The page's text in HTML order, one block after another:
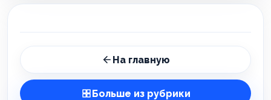
На главную
Больше из рубрики